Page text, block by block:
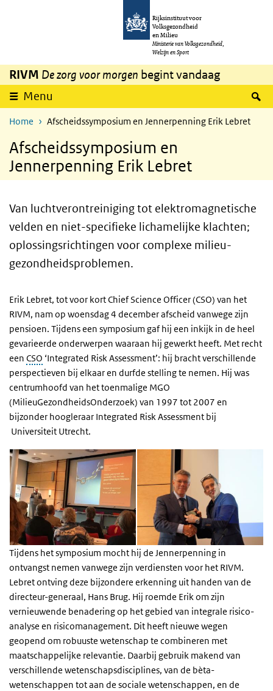
Overslaan en naar de inhoud gaan
Rijksinstituut voor
Volksgezondheid
en Milieu
Ministerie van Volksgezondheid,
Welzijn en Sport
RIVM De zorg voor morgen begint vandaag
Menu
Home Afscheidssymposium en Jennerpenning Erik Lebret
Afscheidssymposium en
Jennerpenning Erik Lebret
Van luchtverontreiniging tot elektromagnetische
velden en niet-specifieke lichamelijke klachten;
oplossingsrichtingen voor complexe milieu-
gezondheidsproblemen.
Erik Lebret, tot voor kort Chief Science Officer (CSO) van het
RIVM, nam op woensdag 4 december afscheid vanwege zijn
pensioen. Tijdens een symposium gaf hij een inkijk in de heel
gevarieerde onderwerpen waaraan hij gewerkt heeft. Met recht
een CSO ‘Integrated Risk Assessment’: hij bracht verschillende
perspectieven bij elkaar en durfde stelling te nemen. Hij was
centrumhoofd van het toenmalige MGO
(MilieuGezondheidsOnderzoek) van 1997 tot 2007 en
bijzonder hoogleraar Integrated Risk Assessment bij
Universiteit Utrecht.
Tijdens het symposium mocht hij de Jennerpenning in
ontvangst nemen vanwege zijn verdiensten voor het RIVM.
Lebret ontving deze bijzondere erkenning uit handen van de
directeur-generaal, Hans Brug. Hij roemde Erik om zijn
vernieuwende benadering op het gebied van integrale risico-
analyse en risicomanagement. Dit heeft nieuwe wegen
geopend om robuuste wetenschap te combineren met
maatschappelijke relevantie. Daarbij gebruik makend van
verschillende wetenschapsdisciplines, van de bèta-
wetenschappen tot aan de sociale wetenschappen, en de